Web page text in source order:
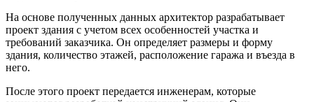
На основе полученных данных архитектор разрабатывает
проект здания с учетом всех особенностей участка и
требований заказчика. Он определяет размеры и форму
здания, количество этажей, расположение гаража и въезда в
него.
После этого проект передается инженерам, которые